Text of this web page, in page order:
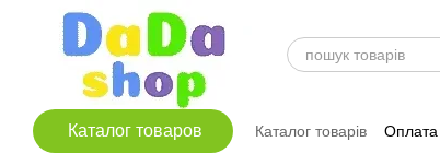
Перейти до основного контенту
Каталог товаров Каталог товарів Оплата